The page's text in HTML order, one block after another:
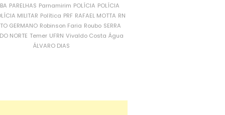
PARELHAS Parnamirim POLÍCIA POLÍCIA
MILITAR Política PRF RAFAEL MOTTA RN
GERMANO Robinson Faria Roubo SERRA
NORTE Temer UFRN Vivaldo Costa Água
ÁLVARO DIAS